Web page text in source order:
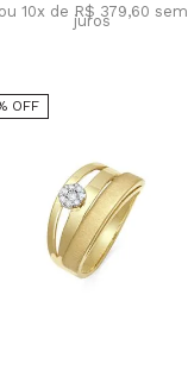
10x de R$ 379,60 sem
juros
OFF